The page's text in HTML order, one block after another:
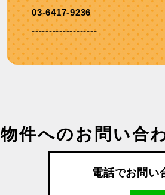
03-6417-9236
-------------------
物件へのお問い合
電話でお問い